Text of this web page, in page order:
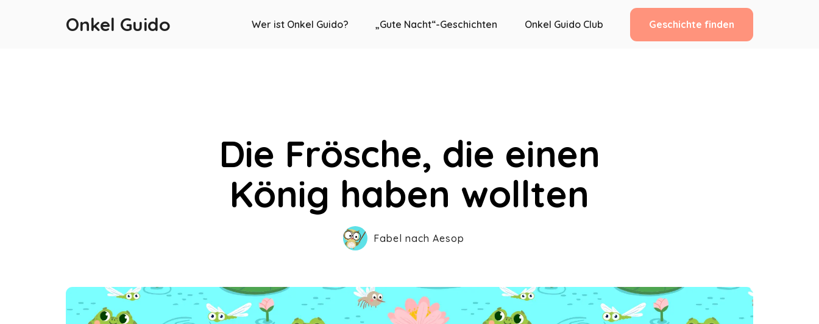
Onkel Guido Wer ist Onkel Guido? „Gute Nacht“-Geschichten Onkel Guido Club Geschichte finden
Die Frösche, die einen
König haben wollten
Fabel nach Aesop